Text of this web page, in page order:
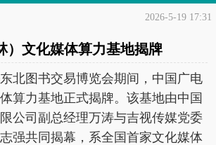
2026-5-19 17:31
）文化媒体算力基地揭牌
北图书交易博览会期间，中国广电
算力基地正式揭牌。该基地由中国
公司副总经理万涛与吉视传媒党委
强共同揭幕，系全国首家文化媒体